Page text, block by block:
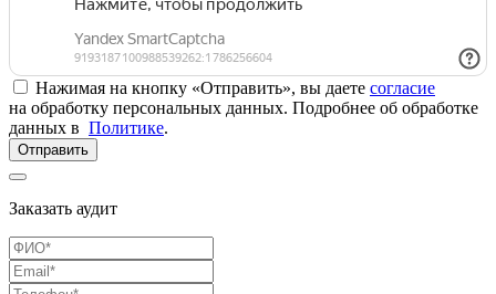
Нажимая на кнопку «Отправить», вы даете согласие
на обработку персональных данных. Подробнее об обработке
данных в Политике.
Отправить
Заказать аудит